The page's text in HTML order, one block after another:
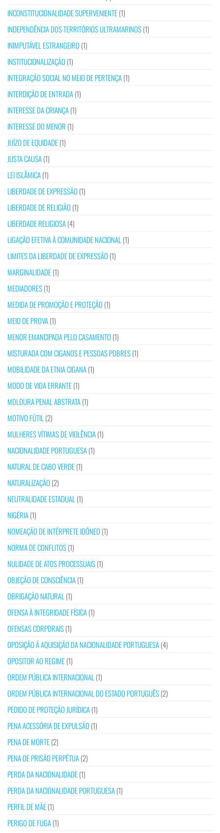
INCONSTITUCIONALIDADE SUPERVENIENTE(1)
INDEPENDÊNCIA DOS TERRITÓRIOS ULTRAMARINOS(1)
INIMPUTÁVEL ESTRANGEIRO (1)
INSTITUCIONALIZAÇÃO (1)
INTEGRAÇÃO SOCIAL NO MEIO DE PERTENÇA(1)
INTERDIÇÃO DE ENTRADA(1)
INTERESSE DA CRIANÇA(1)
INTERESSE DO MENOR (1)
JUÍZO DE EQUIDADE(1)
JUSTA CAUSA(1)
LEI ISLÂMICA(1)
LIBERDADE DE EXPRESSÃO (1)
LIBERDADE DE RELIGIÃO (1)
LIBERDADE RELIGIOSA(4)
LIGAÇÃO EFETIVA À COMUNIDADE NACIONAL (1)
LIMITES DA LIBERDADE DE EXPRESSÃO (1)
MARGINALIDADE(1)
MEDIADORES(1)
MEDIDA DE PROMOÇÃO E PROTEÇÃO (1)
MEIO DE PROVA(1)
MENOR EMANCIPADA PELO CASAMENTO (1)
MISTURADA COM CIGANOS E PESSOAS POBRES(1)
MOBILIDADE DA ETNIA CIGANA(1)
MODO DE VIDA ERRANTE(1)
MOLDURA PENAL ABSTRATA(1)
MOTIVO FÚTIL (2)
MULHERES VÍTIMAS DE VIOLÊNCIA(1)
NACIONALIDADE PORTUGUESA(1)
NATURAL DE CABO VERDE(1)
NATURALIZAÇÃO (2)
NEUTRALIDADE ESTADUAL (1)
NIGÉRIA(1)
NOMEAÇÃO DE INTÉRPRETE IDÓNEO (1)
NORMA DE CONFLITOS(1)
NULIDADE DE ATOS PROCESSUAIS(1)
OBJEÇÃO DE CONSCIÊNCIA(1)
OBRIGAÇÃO NATURAL (1)
OFENSA À INTEGRIDADE FÍSICA(1)
OFENSAS CORPORAIS(1)
OPOSIÇÃO À AQUISIÇÃO DA NACIONALIDADE PORTUGUESA(4)
OPOSITOR AO REGIME(1)
ORDEM PÚBLICA INTERNACIONAL (1)
ORDEM PÚBLICA INTERNACIONAL DO ESTADO PORTUGUÊS(2)
PEDIDO DE PROTEÇÃO JURÍDICA(1)
PENA ACESSÓRIA DE EXPULSÃO (1)
PENA DE MORTE(2)
PENA DE PRISÃO PERPÉTUA(2)
PERDA DA NACIONALIDADE(1)
PERDA DA NACIONALIDADE PORTUGUESA(1)
PERFIL DE MÃE(1)
PERIGO DE FUGA(1)